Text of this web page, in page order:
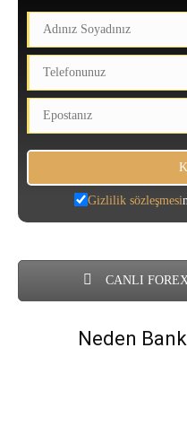
Gizlilik sözleşmesi
CANLI
Neden